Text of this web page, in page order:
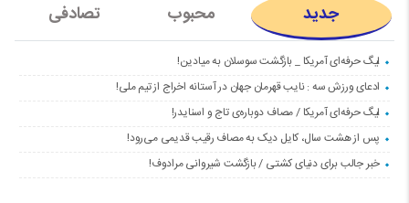
جدید محبوب تصادفی
لیگ حرفه‌ای آمریکا _ بازگشت سوسلان به میادین!
ادعای ورزش سه : نایب قهرمان جهان در آستانه اخراج از تیم ملی!
لیگ حرفه‌ای آمریکا / مصاف دوباره‌ی تاج و اسنایدر!
پس از هشت سال، کایل دیک به مصاف رقیب قدیمی می‌رود!
خبر جالب برای دنیای کشتی / بازگشت شیروانی مرادوف!